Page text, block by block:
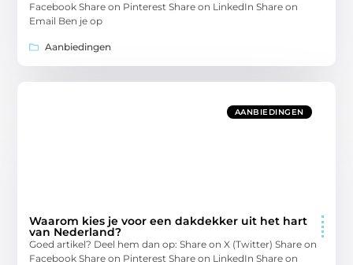
Facebook Share on Pinterest Share on LinkedIn Share on
Email Ben je op
Aanbiedingen
AANBIEDINGEN
Waarom kies je voor een dakdekker uit het hart
van Nederland?
Goed artikel? Deel hem dan op: Share on X (Twitter) Share on
Facebook Share on Pinterest Share on LinkedIn Share on